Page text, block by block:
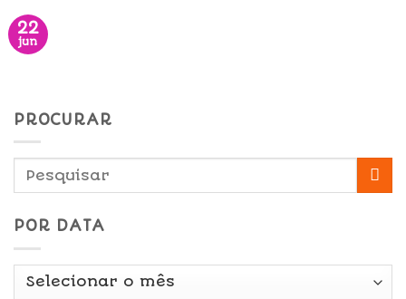
22
jun
PROCURAR
POR DATA
Por